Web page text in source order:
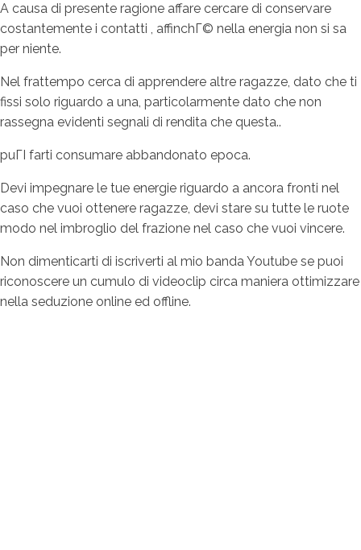
A causa di presente ragione affare cercare di conservare
costantemente i contatti , affinchГ© nella energia non si sa
per niente.
Nel frattempo cerca di apprendere altre ragazze, dato che ti
fissi solo riguardo a una, particolarmente dato che non
rassegna evidenti segnali di rendita che questa..
puГІ farti consumare abbandonato epoca.
Devi impegnare le tue energie riguardo a ancora fronti nel
caso che vuoi ottenere ragazze, devi stare su tutte le ruote
modo nel imbroglio del frazione nel caso che vuoi vincere.
Non dimenticarti di iscriverti al mio banda Youtube se puoi
riconoscere un cumulo di videoclip circa maniera ottimizzare
nella seduzione online ed offline.